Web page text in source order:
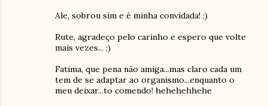
Ale, sobrou sim e é minha convidada! ;)
Rute, agradeço pelo carinho e espero que volte
mais vezes... ;)
Fatima, que pena não amiga...mas claro cada um
tem de se adaptar ao organismo...enquanto o
meu deixar...to comendo! hehehehhehe